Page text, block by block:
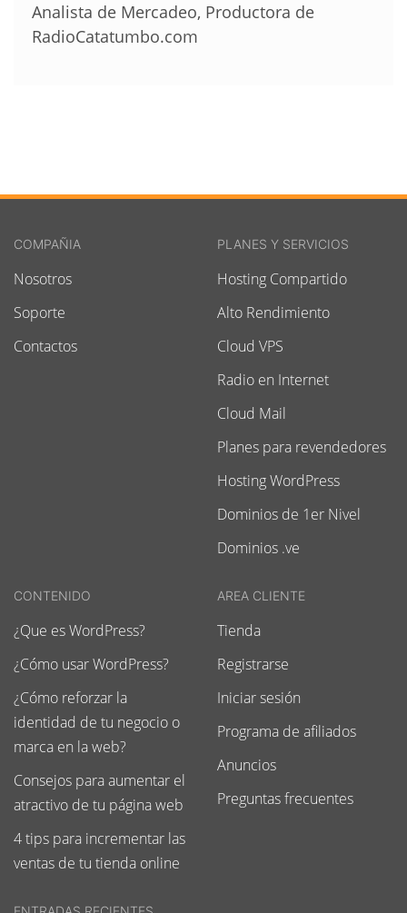
Analista de Mercadeo, Productora de
RadioCatatumbo.com
COMPAÑIA
Nosotros
Soporte
Contactos
PLANES Y SERVICIOS
Hosting Compartido
Alto Rendimiento
Cloud VPS
Radio en Internet
Cloud Mail
Planes para revendedores
Hosting WordPress
Dominios de 1er Nivel
Dominios .ve
CONTENIDO
¿Que es WordPress?
¿Cómo usar WordPress?
¿Cómo reforzar la
identidad de tu negocio o
marca en la web?
Consejos para aumentar el
atractivo de tu página web
4 tips para incrementar las
ventas de tu tienda online
AREA CLIENTE
Tienda
Registrarse
Iniciar sesión
Programa de afiliados
Anuncios
Preguntas frecuentes